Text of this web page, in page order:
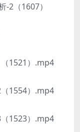
2（1607）
1521）.mp4
1554）.mp4
1523）.mp4